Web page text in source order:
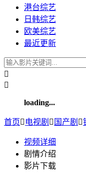
港台综艺
日韩综艺
欧美综艺
最近更新


loading...
首页 电视剧  国产剧 
视频详细
剧情介绍
影片下载